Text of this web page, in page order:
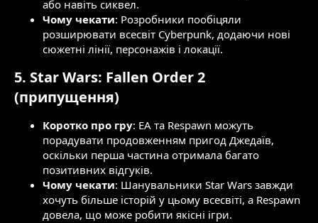
або навіть сиквел.
Чому чекати: Розробники пообіцяли
розширювати всесвіт Cyberpunk, додаючи нові
сюжетні лінії, персонажів і локації.
5. Star Wars: Fallen Order 2
(припущення)​
Коротко про гру: EA та Respawn можуть
порадувати продовженням пригод Джедаїв,
оскільки перша частина отримала багато
позитивних відгуків.
Чому чекати: Шанувальники Star Wars завжди
хочуть більше історій у цьому всесвіті, а Respawn
довела, що може робити якісні ігри.